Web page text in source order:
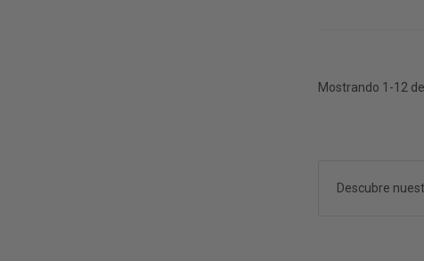
Mostrando 1-12
Descubre